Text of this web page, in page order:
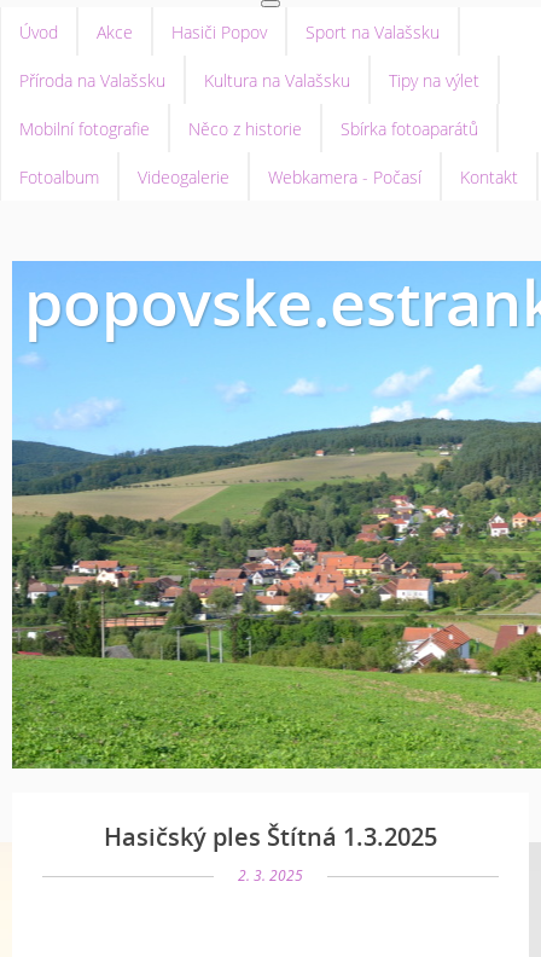
Úvod Akce Hasiči Popov Sport na Valašsku
Příroda na Valašsku Kultura na Valašsku Tipy na výlet
Mobilní fotografie Něco z historie Sbírka fotoaparátů
Fotoalbum Videogalerie Webkamera - Počasí Kontakt
Hasičský ples Štítná 1.3.2025
2. 3. 2025